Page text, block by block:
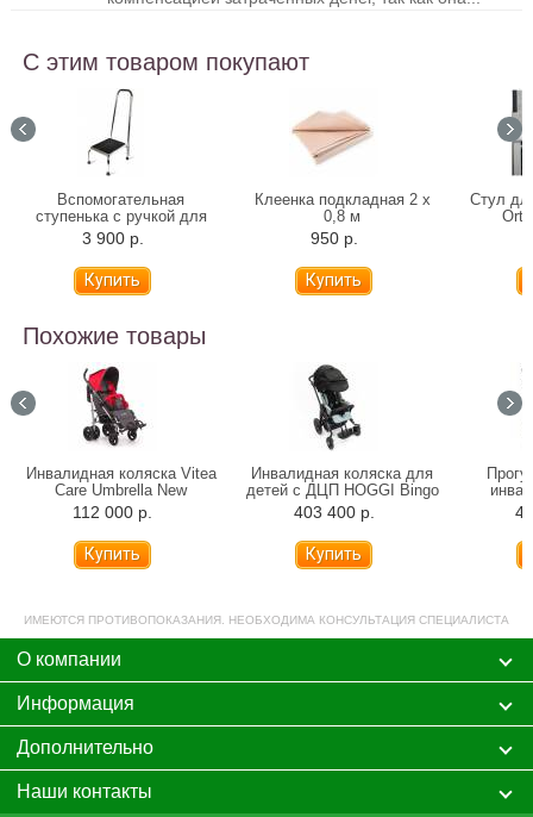
С этим товаром покупают
Вспомогательная
ступенька с ручкой для
ванны 10222H
3 900 р.
Клеенка подкладная 2 х
0,8 м
950 р.
Стул
Похожие товары
Инвалидная коляска Vitea
Care Umbrella New
112 000 р.
Инвалидная коляска для
детей с ДЦП HOGGI Bingo
Evolution прогулочная
403 400 р.
ИМЕЮТСЯ ПРОТИВОПОКАЗАНИЯ. НЕОБХОДИМА КОНСУЛЬТАЦИЯ СПЕЦИАЛИСТА
О компании
Информация
Дополнительно
Наши контакты